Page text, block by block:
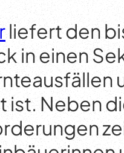
liefert den
in einen
ist. Neben